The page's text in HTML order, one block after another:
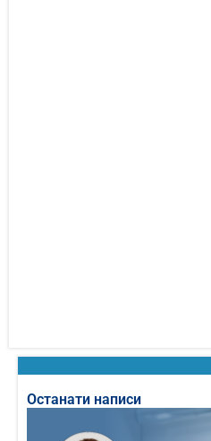
Останати написи